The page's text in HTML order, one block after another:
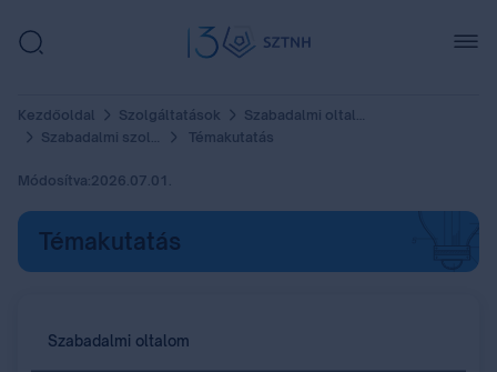
Kezdőoldal Szolgáltatások
Szabadalmi oltalom
Szabadalmi szolgáltatások
Témakutatás
Módosítva:2026.07.01.
Témakutatás
Szabadalmi oltalom